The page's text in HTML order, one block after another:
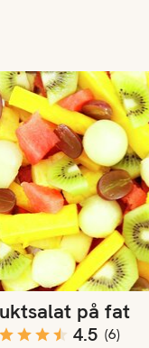
på fat
4.5 (6)
på fat